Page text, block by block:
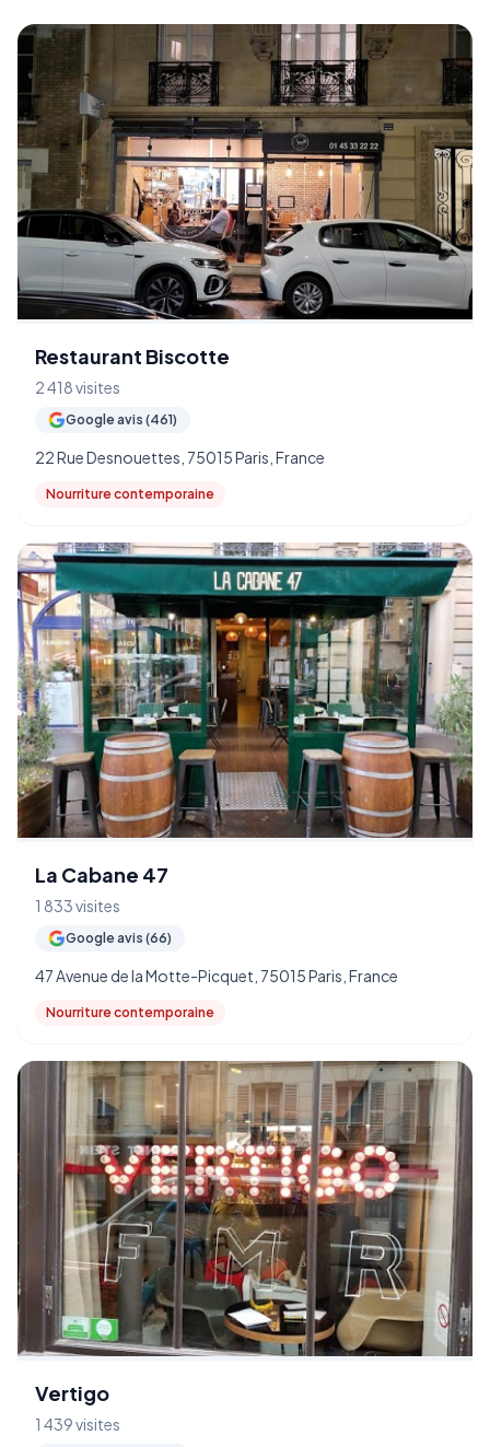
Restaurant Biscotte
2 418 visites
Google avis (461)
22 Rue Desnouettes, 75015 Paris, France
Nourriture contemporaine
La Cabane 47
1 833 visites
Google avis (66)
47 Avenue de la Motte-Picquet, 75015 Paris, France
Nourriture contemporaine
Vertigo
1 439 visites